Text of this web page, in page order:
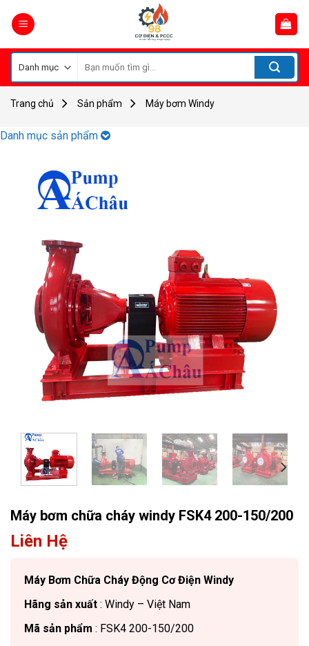
kiếm:
Trang chủ Sản phẩm Máy bơm Windy
Danh mục sản phẩm
Máy bơm chữa cháy windy FSK4 200-150/200
Liên Hệ
Máy Bơm Chữa Cháy Động Cơ Điện Windy
Hãng sản xuất : Windy – Việt Nam
Mã sản phẩm : FSK4 200-150/200